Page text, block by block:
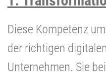
Diese Kompetenz
der richtigen
Unternehmen. Sie